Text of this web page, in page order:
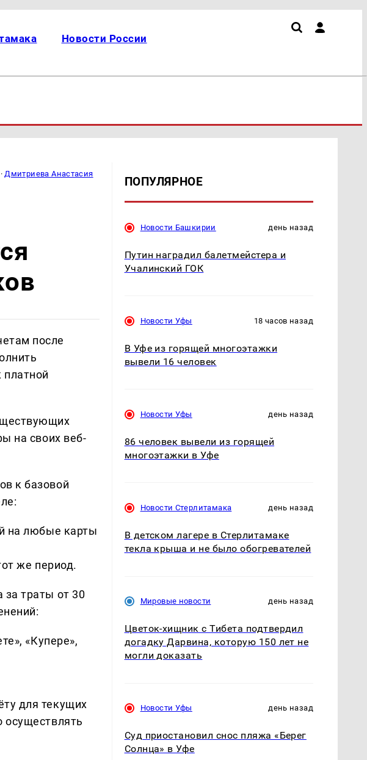
Новости России
Дмитриева Анастасия
после
на своих веб-
к базовой
на любые карты
же период.
за траты от 30
«Купере»,
для текущих
осуществлять
ПОПУЛЯРНОЕ
Новости Башкирии день назад
Путин наградил балетмейстера и
Учалинский ГОК
Новости Уфы 18 часов назад
В Уфе из горящей многоэтажки
вывели 16 человек
Новости Уфы день назад
86 человек вывели из горящей
многоэтажки в Уфе
Новости Стерлитамака день назад
В детском лагере в Стерлитамаке
текла крыша и не было обогревателей
Мировые новости день назад
Цветок-хищник с Тибета подтвердил
догадку Дарвина, которую 150 лет не
могли доказать
Новости Уфы день назад
Суд приостановил снос пляжа «Берег
Солнца» в Уфе